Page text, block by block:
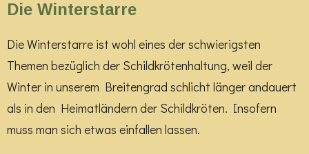
Die Winterstarre
Die Winterstarre ist wohl eines der schwierigsten
Themen bezüglich der Schildkrötenhaltung, weil der
Winter in unserem Breitengrad schlicht länger andauert
als in den Heimatländern der Schildkröten. Insofern
muss man sich etwas einfallen lassen.